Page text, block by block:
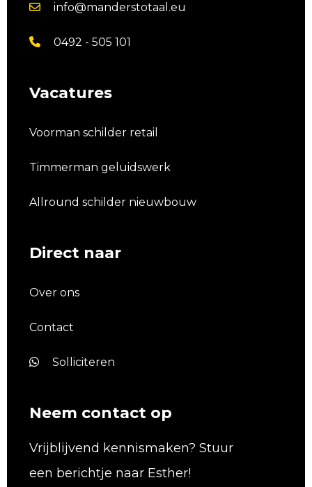
info@manderstotaal.eu
0492 - 505 101
Vacatures
Voorman schilder retail
Timmerman geluidswerk
Allround schilder nieuwbouw
Direct naar
Over ons
Contact
Solliciteren
Neem contact op
Vrijblijvend kennismaken? Stuur
een berichtje naar Esther!